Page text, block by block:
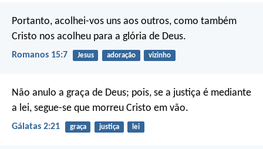
Portanto, acolhei-vos uns aos outros, como também
Cristo nos acolheu para a glória de Deus.
Romanos 15:7 Jesus adoração vizinho
Não anulo a graça de Deus; pois, se a justiça é mediante
a lei, segue-se que morreu Cristo em vão.
Gálatas 2:21 graça justiça lei